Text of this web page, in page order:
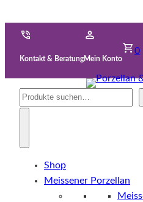
Kontakt & BeratungMein Konto
0
Suche
Shop
Meissener Porzellan